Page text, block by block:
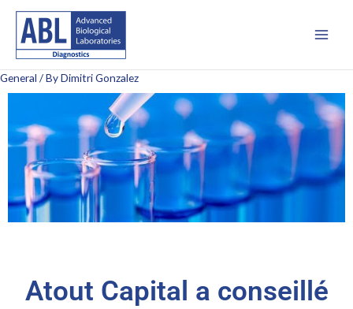
content
Menu
General / ByDimitri Gonzalez
Atout Capital a conseillé